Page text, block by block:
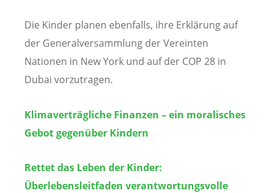
Die Kinder planen ebenfalls, ihre Erklärung auf
der Generalversammlung der Vereinten
Nationen in New York und auf der COP 28 in
Dubai vorzutragen.
Klimaverträgliche Finanzen – ein moralisches
Gebot gegenüber Kindern
Rettet das Leben der Kinder:
Überlebensleitfaden verantwortungsvolle